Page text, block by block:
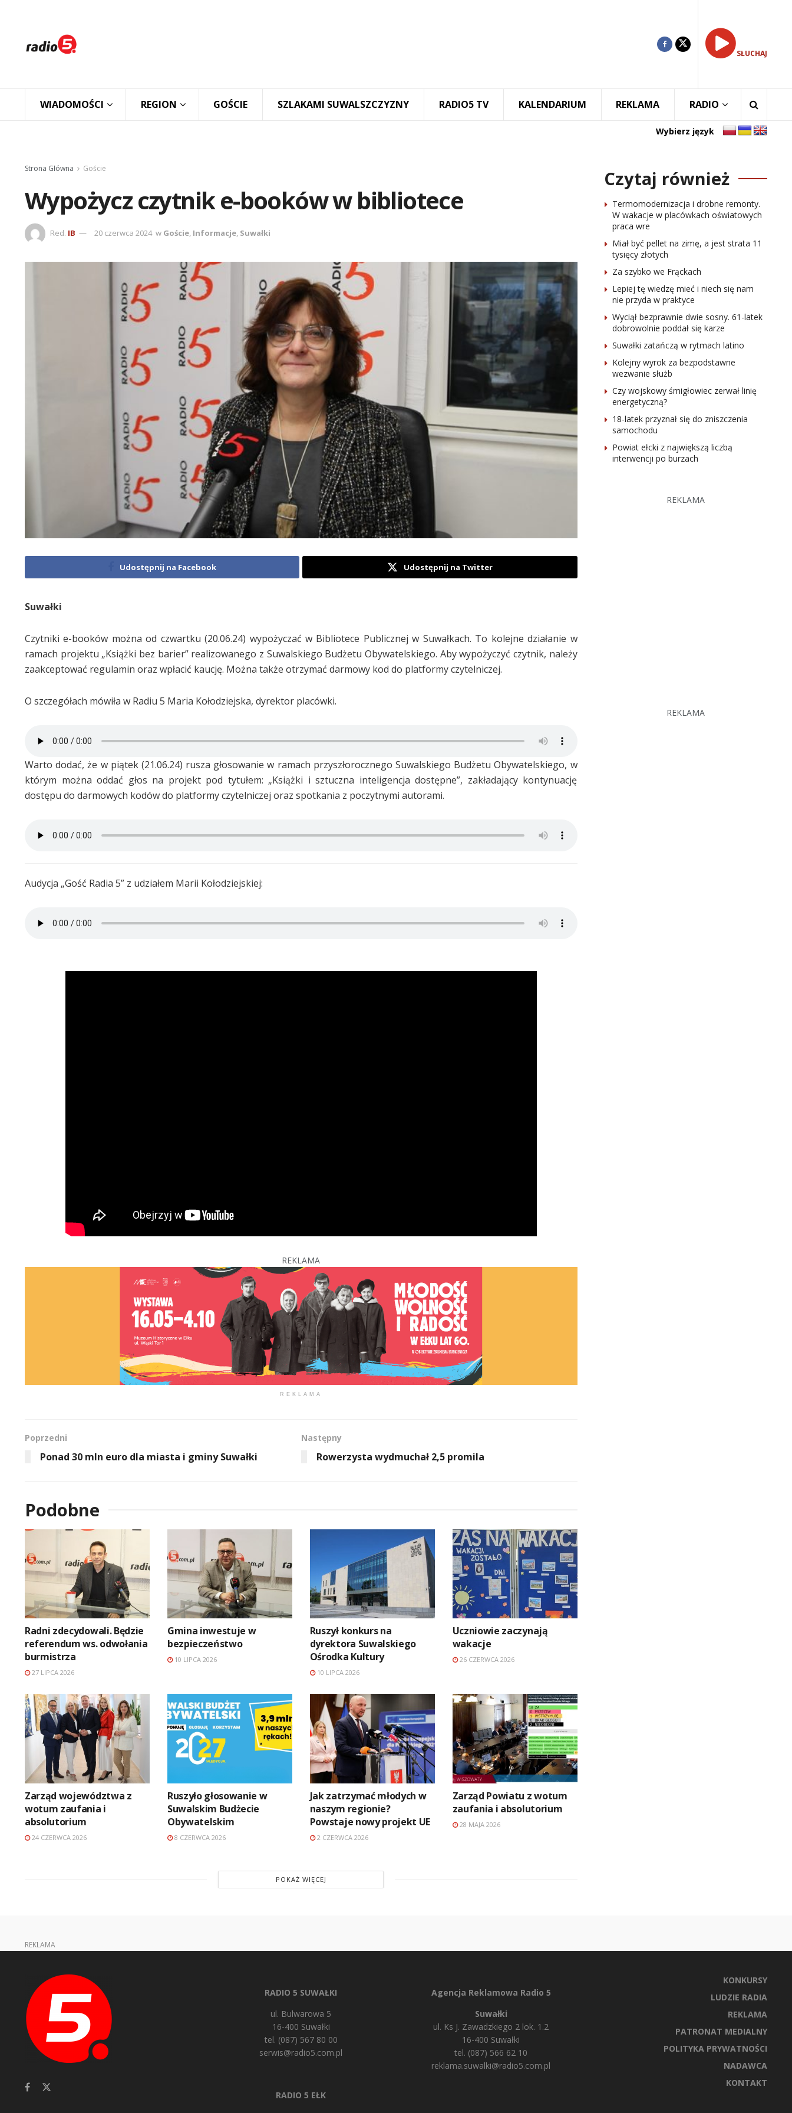
SŁUCHAJ
WIADOMOŚCI REGION GOŚCIE SZLAKAMI SUWALSZCZYZNY RADIO5 TV KALENDARIUM REKLAMA RADIO
Wybierz język
Strona Główna Goście
Wypożycz czytnik e-booków w bibliotece
Red. IB 20 czerwca 2024 w Goście, Informacje, Suwałki
Udostępnij na Facebook Udostępnij na Twitter
Suwałki
Czytniki e-booków można od czwartku (20.06.24) wypożyczać w Bibliotece Publicznej w Suwałkach. To kolejne działanie w
ramach projektu „Książki bez barier” realizowanego z Suwalskiego Budżetu Obywatelskiego. Aby wypożyczyć czytnik, należy
zaakceptować regulamin oraz wpłacić kaucję. Można także otrzymać darmowy kod do platformy czytelniczej.
O szczegółach mówiła w Radiu 5 Maria Kołodziejska, dyrektor placówki.
Warto dodać, że w piątek (21.06.24) rusza głosowanie w ramach przyszłorocznego Suwalskiego Budżetu Obywatelskiego, w
którym można oddać głos na projekt pod tytułem: „Książki i sztuczna inteligencja dostępne”, zakładający kontynuację
dostępu do darmowych kodów do platformy czytelniczej oraz spotkania z poczytnymi autorami.
Audycja „Gość Radia 5” z udziałem Marii Kołodziejskiej:
REKLAMA
REKLAMA
Poprzedni
Ponad 30 mln euro dla miasta i gminy Suwałki
Następny
Rowerzysta wydmuchał 2,5 promila
Podobne
Radni zdecydowali. Będzie
referendum ws. odwołania
burmistrza
27 LIPCA 2026
Gmina inwestuje w
bezpieczeństwo
10 LIPCA 2026
Ruszył konkurs na
dyrektora Suwalskiego
Ośrodka Kultury
10 LIPCA 2026
Uczniowie zaczynają
wakacje
26 CZERWCA 2026
Zarząd województwa z
wotum zaufania i
absolutorium
24 CZERWCA 2026
Ruszyło głosowanie w
Suwalskim Budżecie
Obywatelskim
8 CZERWCA 2026
Jak zatrzymać młodych w
naszym regionie?
Powstaje nowy projekt UE
2 CZERWCA 2026
Zarząd Powiatu z wotum
zaufania i absolutorium
28 MAJA 2026
POKAŻ WIĘCEJ
Czytaj również
Termomodernizacja i drobne remonty.
W wakacje w placówkach oświatowych
praca wre
Miał być pellet na zimę, a jest strata 11
tysięcy złotych
Za szybko we Frąckach
Lepiej tę wiedzę mieć i niech się nam
nie przyda w praktyce
Wyciął bezprawnie dwie sosny. 61-latek
dobrowolnie poddał się karze
Suwałki zatańczą w rytmach latino
Kolejny wyrok za bezpodstawne
wezwanie służb
Czy wojskowy śmigłowiec zerwał linię
energetyczną?
18-latek przyznał się do zniszczenia
samochodu
Powiat ełcki z największą liczbą
interwencji po burzach
REKLAMA
REKLAMA
REKLAMA
RADIO 5 SUWAŁKI
ul. Bulwarowa 5
16-400 Suwałki
tel. (087) 567 80 00
serwis@radio5.com.pl
RADIO 5 EŁK
Agencja Reklamowa Radio 5
Suwałki
ul. Ks J. Zawadzkiego 2 lok. 1.2
16-400 Suwałki
tel. (087) 566 62 10
reklama.suwalki@radio5.com.pl
KONKURSY
LUDZIE RADIA
REKLAMA
PATRONAT MEDIALNY
POLITYKA PRYWATNOŚCI
NADAWCA
KONTAKT